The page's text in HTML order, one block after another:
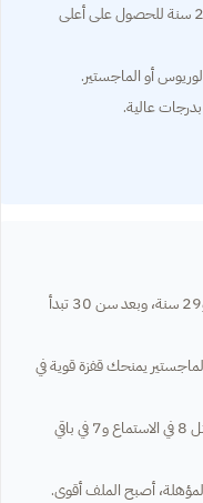
عمر مناسب، ويفضل بين 20 و29 سنة للحصول على أعلى
أو الماجستير.
بدرجات عالية.
أعلى نقاط تكون بين 20 و29 سنة، وبعد سن 30 تبدأ
يمنحك قفزة قوية في
درجات IELTS العالية، مثل 8 في الاستماع و7 في باقي
أصبح الملف أقوى.